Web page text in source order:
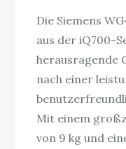
Die Siemens
aus der iQ700-
herausragende
nach einer
Mit einem
von 9 kg und